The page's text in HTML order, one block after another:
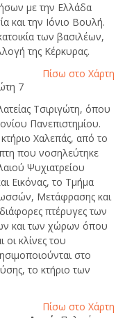
με την Ελλάδα
και την Ιόνιο Βουλή.
των βασιλέων,
της Κέρκυρας.
Πίσω στο Χάρτη
7
Τσιριγώτη, όπου
Πανεπιστημίου.
Χαλεπάς, από το
που νοσηλεύτηκε
Ψυχιατρείου
Εικόνας, το Τμήμα
Μετάφρασης και
πτέρυγες των
και των χώρων όπου
οι κλίνες του
στο
το κτήριο των
Πίσω στο Χάρτη